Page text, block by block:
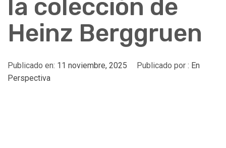
la colección de
Heinz Berggruen
Publicado en: 11 noviembre, 2025 Publicado por : En
Perspectiva